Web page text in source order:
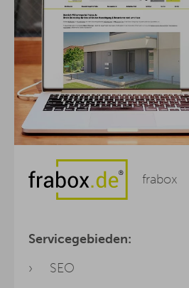
frabox
Servicegebieden:
SEO